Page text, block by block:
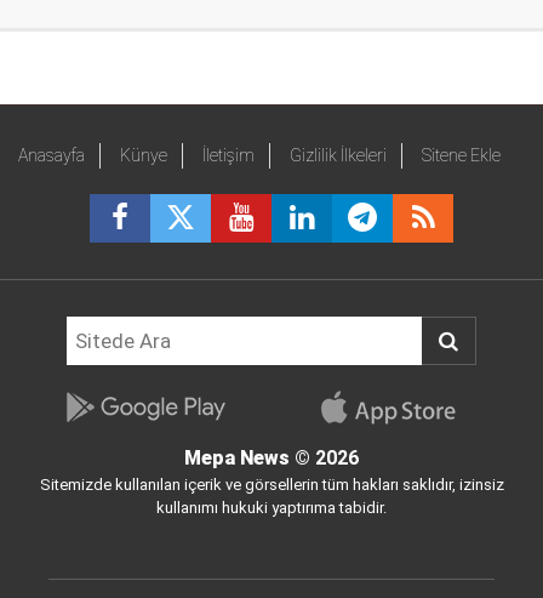
Anasayfa Künye İletişim Gizlilik İlkeleri Sitene Ekle
Mepa News © 2026
Sitemizde kullanılan içerik ve görsellerin tüm hakları saklıdır, izinsiz
kullanımı hukuki yaptırıma tabidir.